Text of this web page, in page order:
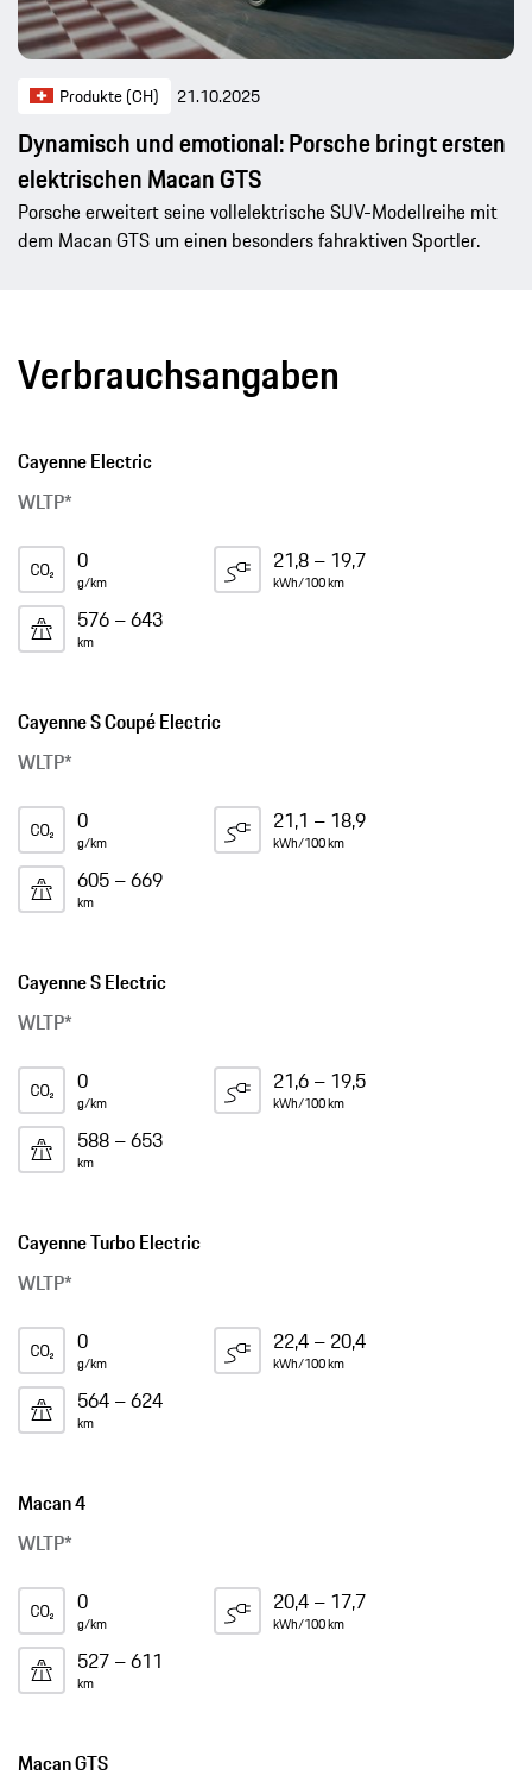
Produkte (CH) 21.10.2025
Dynamisch und emotional: Porsche bringt ersten
elektrischen Macan GTS
Porsche erweitert seine vollelektrische SUV-Modellreihe mit
dem Macan GTS um einen besonders fahraktiven Sportler.
Verbrauchsangaben
Cayenne Electric
WLTP*
0
g/km
21,8 – 19,7
kWh/100 km
576 – 643
km
Cayenne S Coupé Electric
WLTP*
0
g/km
21,1 – 18,9
kWh/100 km
605 – 669
km
Cayenne S Electric
WLTP*
0
g/km
21,6 – 19,5
kWh/100 km
588 – 653
km
Cayenne Turbo Electric
WLTP*
0
g/km
22,4 – 20,4
kWh/100 km
564 – 624
km
Macan 4
WLTP*
0
g/km
20,4 – 17,7
kWh/100 km
527 – 611
km
Macan GTS